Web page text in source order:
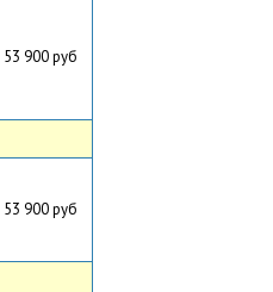
53 900 руб
53 900 руб